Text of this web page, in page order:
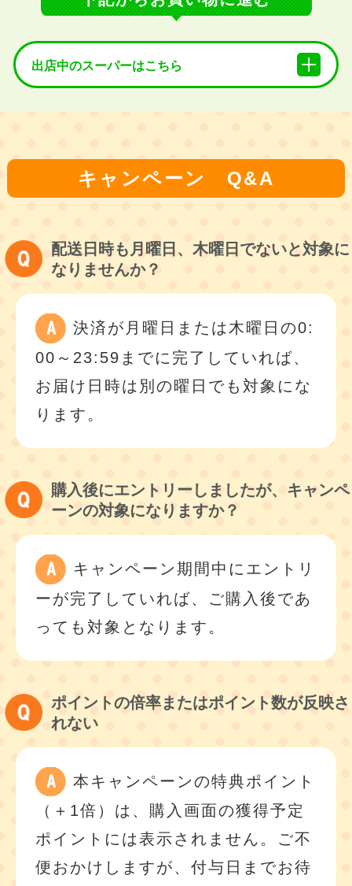
出店中のスーパーはこちら
キャンペーン Q&A
配送日時も月曜日、木曜日でないと対象に
なりませんか？
決済が月曜日または木曜日の0:
00～23:59までに完了していれば、
お届け日時は別の曜日でも対象にな
ります。
購入後にエントリーしましたが、キャンペ
ーンの対象になりますか？
キャンペーン期間中にエントリ
ーが完了していれば、ご購入後であ
っても対象となります。
ポイントの倍率またはポイント数が反映さ
れない
本キャンペーンの特典ポイント
（＋1倍）は、購入画面の獲得予定
ポイントには表示されません。ご不
便おかけしますが、付与日までお待